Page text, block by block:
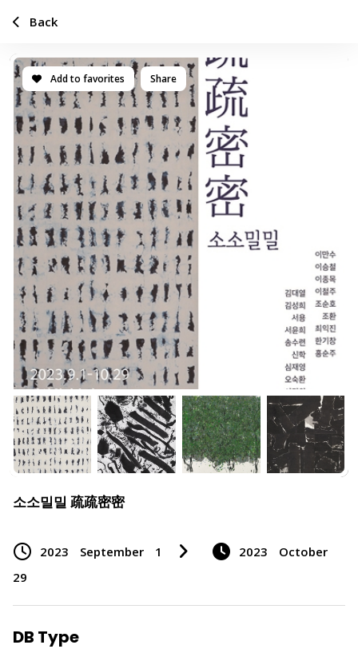
Add to favorites Share
소소밀밀 疏疏密密
2023 September 1 2023
October
29
DB Type
Back